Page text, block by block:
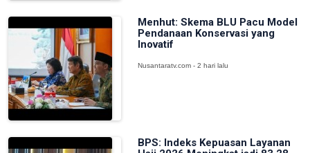
Menhut: Skema BLU Pacu Model
Pendanaan Konservasi yang
Inovatif
Nusantaratv.com - 2 hari lalu
BPS: Indeks Kepuasan Layanan